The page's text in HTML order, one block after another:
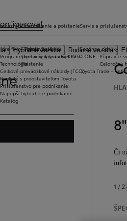
Hybridné vozidlá Rodinné vozidlá
vozidlá
pre firmy Toyota Business
Program pre firmy Toyota Business
Technológie
Celkové prevádzkové náklady (TCO)
Kontakt s predstaviteľom Toyota
Príslušenstvo pre podnikanie
Najlepší hybrid pre podnikanie
Katalóg
Financovanie a poistenie
Financovanie
Operatívny leasing KINTO ONE
Poistenie
Servis a
Sezónne ponuky
Připravte
Celoročný
Toyota Trade –
Či
1 / 2